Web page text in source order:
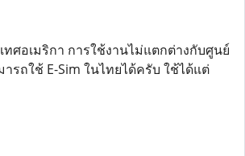
ทศอเมริกา การใช้งานไม่แตกต่างกับศูนย์
รถใช้ E-Sim ในไทยได้ครับ ใช้ได้แต่